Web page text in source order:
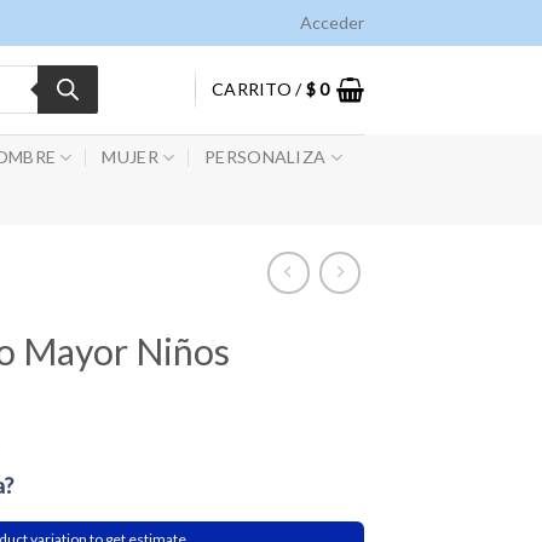
Acceder
CARRITO /$0
MUJER PERSONALIZA
Mayor Niños